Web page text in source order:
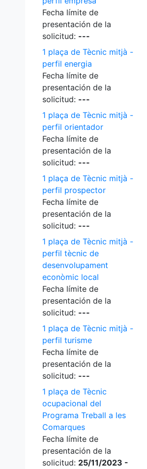
Fecha límite de
presentación de la
solicitud: ---
1 plaça de Tècnic mitjà -
perfil energia
Fecha límite de
presentación de la
solicitud: ---
1 plaça de Tècnic mitjà -
perfil orientador
Fecha límite de
presentación de la
solicitud: ---
1 plaça de Tècnic mitjà -
perfil prospector
Fecha límite de
presentación de la
solicitud: ---
1 plaça de Tècnic mitjà -
perfil tècnic de
desenvolupament
econòmic local
Fecha límite de
presentación de la
solicitud: ---
1 plaça de Tècnic mitjà -
perfil turisme
Fecha límite de
presentación de la
solicitud: ---
1 plaça de Tècnic
ocupacional del
Programa Treball a les
Comarques
Fecha límite de
presentación de la
solicitud: 25/11/2023 -